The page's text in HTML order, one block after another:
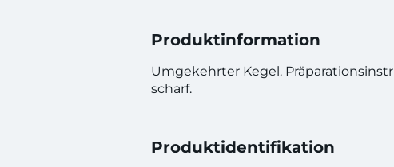
Produktinformation
Umgekehrter Kegel.
scharf.
Produktidentifikation